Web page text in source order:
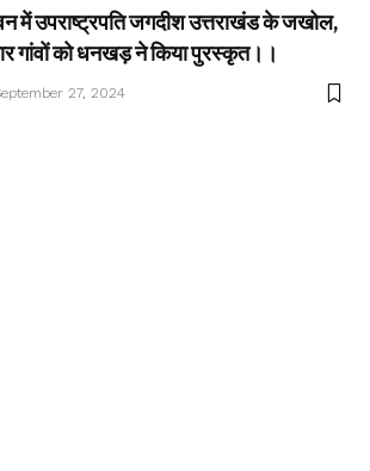
में उपराष्ट्रपति जगदीश उत्तराखंड के जखोल,
गांवों को धनखड़ ने किया पुरस्कृत।।
27, 2024